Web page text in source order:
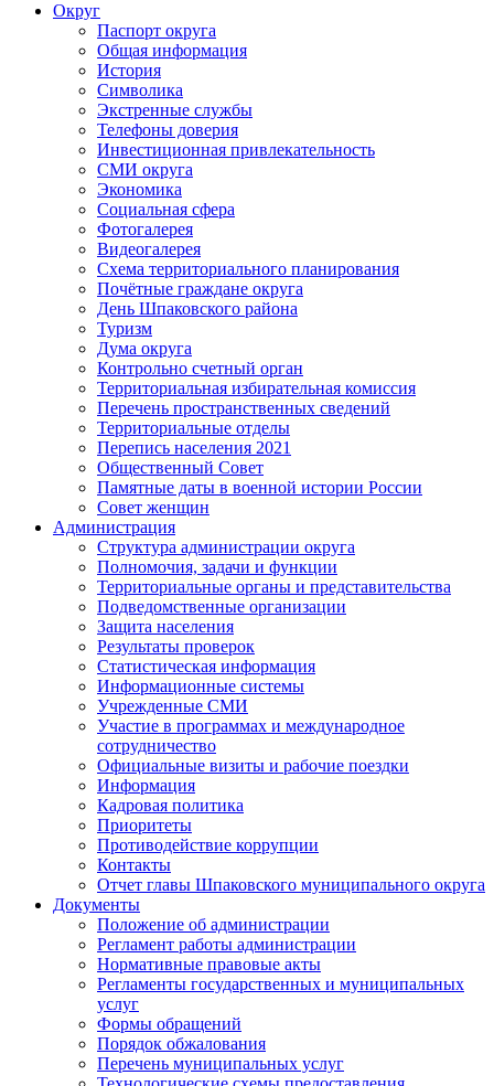
Округ
Паспорт округа
Общая информация
История
Символика
Экстренные службы
Телефоны доверия
Инвестиционная привлекательность
СМИ округа
Экономика
Социальная сфера
Фотогалерея
Видеогалерея
Схема территориального планирования
Почётные граждане округа
День Шпаковского района
Туризм
Дума округа
Контрольно счетный орган
Территориальная избирательная комиссия
Перечень пространственных сведений
Территориальные отделы
Перепись населения 2021
Общественный Совет
Памятные даты в военной истории России
Совет женщин
Администрация
Структура администрации округа
Полномочия, задачи и функции
Территориальные органы и представительства
Подведомственные организации
Защита населения
Результаты проверок
Статистическая информация
Информационные системы
Учрежденные СМИ
Участие в программах и международное
сотрудничество
Официальные визиты и рабочие поездки
Информация
Кадровая политика
Приоритеты
Противодействие коррупции
Контакты
Отчет главы Шпаковского муниципального округа
Документы
Положение об администрации
Регламент работы администрации
Нормативные правовые акты
Регламенты государственных и муниципальных
услуг
Формы обращений
Порядок обжалования
Перечень муниципальных услуг